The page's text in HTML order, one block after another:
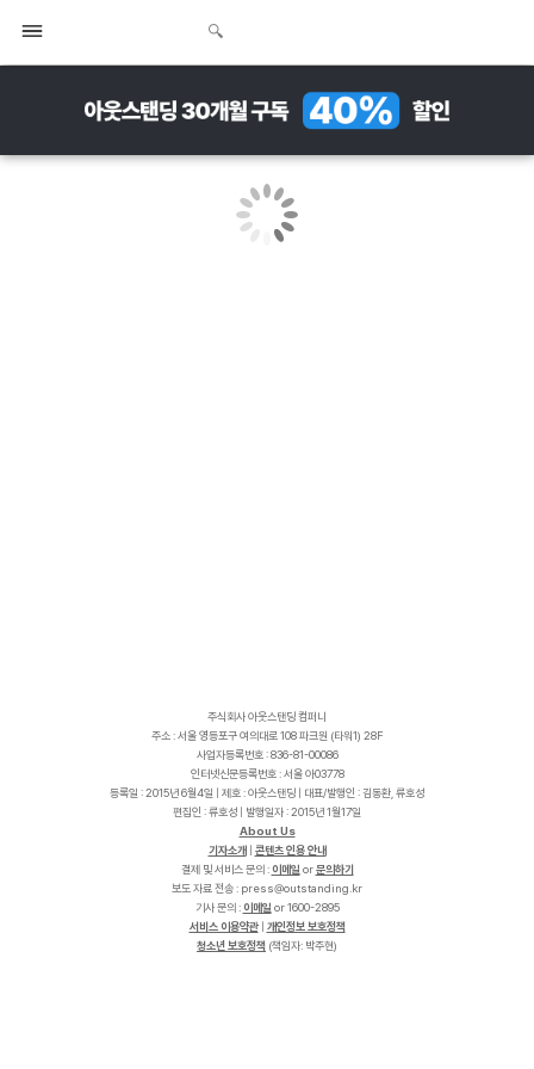
주식회사 아웃스탠딩 컴퍼니
주소 : 서울 영등포구 여의대로 108 파크원 (타워1) 28F
사업자등록번호 : 836-81-00086
인터넷신문등록번호 : 서울 아03778
등록일 : 2015년 6월4일 | 제호 : 아웃스탠딩 | 대표/발행인 : 김동환, 류호성
편집인 : 류호성 | 발행일자 : 2015년 1월17일
About Us
기자소개
콘텐츠 인용 안내
결제 및 서비스 문의 : 이메일 or문의하기
보도 자료 전송 :
r
k
.
g
n
i
d
n
a
t
s
t
u
o
@
s
s
e
r
p
기사 문의 : 이메일 or 1600-2895
서비스 이용약관| 개인정보 보호정책
청소년 보호정책 (책임자: 박주현)